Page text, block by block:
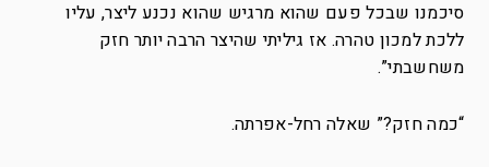
סיכמנו שבכל פעם שהוא מרגיש שהוא נכנע ליצר, עליו
ללכת למכון טהרה. אז גיליתי שהיצר הרבה יותר חזק
משחשבתי”.
“כמה חזק?” שאלה רחל-אפרתה.